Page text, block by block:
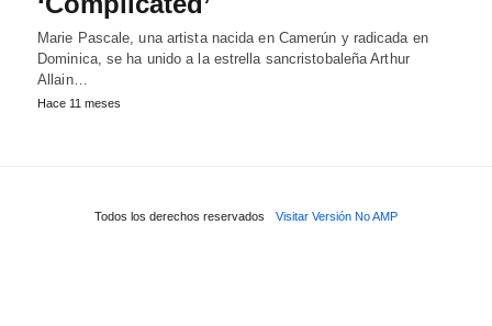
Marie Pascale, una artista nacida en Camerún y radicada en
Dominica, se ha unido a la estrella sancristobaleña Arthur
Allain…
Hace 11 meses
Todos los derechos reservados Visitar Versión No AMP